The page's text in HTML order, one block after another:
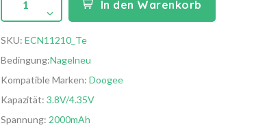
1 In den Warenkorb
SKU: ECN11210_Te
Bedingung:Nagelneu
Kompatible Marken: Doogee
Kapazität: 3.8V/4.35V
Spannung: 2000mAh